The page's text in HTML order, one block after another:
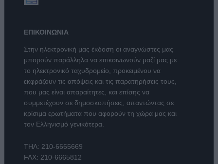
ΕΠΙΚΟΙΝΩΝΙΑ
Στην ηλεκτρονική μας έκδοση οι αναγνώστες μας
μπορούν παράλληλα να επικοινωνούν μαζί μας με
το ηλεκτρονικό ταχυδρομείο, προκειμένου να
εκφράζουν τις απόψεις και τις παρατηρήσεις τους,
που μας είναι απαραίτητες, και επίσης να
συμμετέχουν σε δημοσκοπήσεις, απαντώντας σε
κρίσιμα ερωτήματα που αφορούν τη χώρα μας και
τον Ελληνισμό γενικότερα.
ΤΗΛ: 210-6665669
FAX: 210-6665812